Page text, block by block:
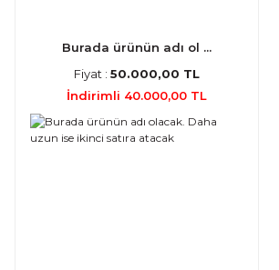
Burada ürünün adı ol ...
Fiyat : 50.000,00 TL
İndirimli 40.000,00 TL